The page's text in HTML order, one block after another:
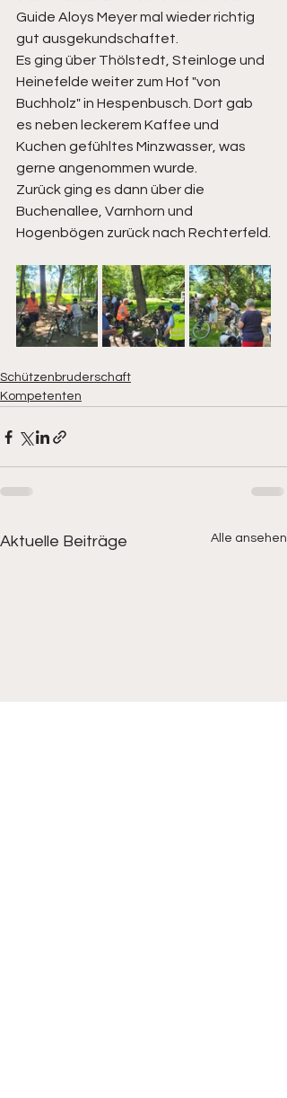
Guide Aloys Meyer mal wieder richtig
gut ausgekundschaftet.
Es ging über Thölstedt, Steinloge und
Heinefelde weiter zum Hof "von
Buchholz" in Hespenbusch. Dort gab
es neben leckerem Kaffee und
Kuchen gefühltes Minzwasser, was
gerne angenommen wurde.
Zurück ging es dann über die
Buchenallee, Varnhorn und
Hogenbögen zurück nach Rechterfeld.
Schützenbruderschaft
Kompetenten
Aktuelle Beiträge Alle ansehen